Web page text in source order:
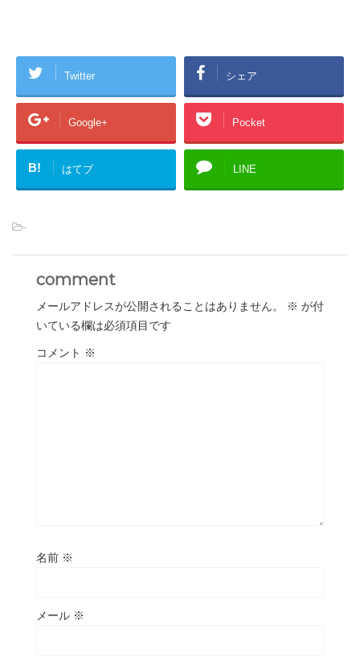
Twitter シェア
Google+ Pocket
B! はてブ LINE
-
comment
メールアドレスが公開されることはありません。 ※ が付
いている欄は必須項目です
コメント ※
名前 ※
メール ※